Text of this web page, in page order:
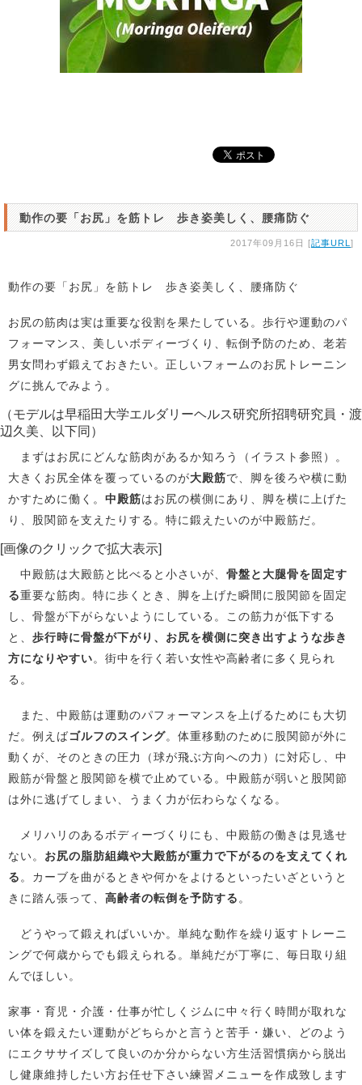
動作の要「お尻」を筋トレ 歩き姿美しく、腰痛防ぐ
2017年09月16日 [記事URL ]
動作の要「お尻」を筋トレ 歩き姿美しく、腰痛防ぐ
お尻の筋肉は実は重要な役割を果たしている。歩行や運動のパ
フォーマンス、美しいボディーづくり、転倒予防のため、老若
男女問わず鍛えておきたい。正しいフォームのお尻トレーニン
グに挑んでみよう。
（モデルは早稲田大学エルダリーヘルス研究所招聘研究員・渡
辺久美、以下同）
まずはお尻にどんな筋肉があるか知ろう（イラスト参照）。
大きくお尻全体を覆っているのが大殿筋で、脚を後ろや横に動
かすために働く。 中殿筋はお尻の横側にあり、脚を横に上げた
り、股関節を支えたりする。特に鍛えたいのが中殿筋だ。
[画像のクリックで拡大表示]
中殿筋は大殿筋と比べると小さいが、 骨盤と大腿骨を固定す
る重要な筋肉。特に歩くとき、脚を上げた瞬間に股関節を固定
し、骨盤が下がらないようにしている。この筋力が低下する
と、 歩行時に骨盤が下がり、お尻を横側に突き出すような歩き
方になりやすい。街中を行く若い女性や高齢者に多く見られ
る。
また、中殿筋は運動のパフォーマンスを上げるためにも大切
だ。例えばゴルフのスイング。体重移動のために股関節が外に
動くが、そのときの圧力（球が飛ぶ方向への力）に対応し、中
殿筋が骨盤と股関節を横で止めている。中殿筋が弱いと股関節
は外に逃げてしまい、うまく力が伝わらなくなる。
メリハリのあるボディーづくりにも、中殿筋の働きは見逃せ
ない。 お尻の脂肪組織や大殿筋が重力で下がるのを支えてくれ
る 。カーブを曲がるときや何かをよけるといったいざというと
きに踏ん張って、 高齢者の転倒を予防する 。
どうやって鍛えればいいか。単純な動作を繰り返すトレーニ
ングで何歳からでも鍛えられる。単純だが丁寧に、毎日取り組
んでほしい。
家事・育児・介護・仕事が忙しくジムに中々行く時間が取れな
い体を鍛えたい運動がどちらかと言うと苦手・嫌い、どのよう
にエクササイズして良いのか分からない方生活習慣病から脱出
し健康維持したい方お任せ下さい練習メニューを作成致します